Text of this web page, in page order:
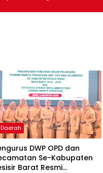
Daerah
DWP OPD dan
Se-Kabupaten
Barat Resmi